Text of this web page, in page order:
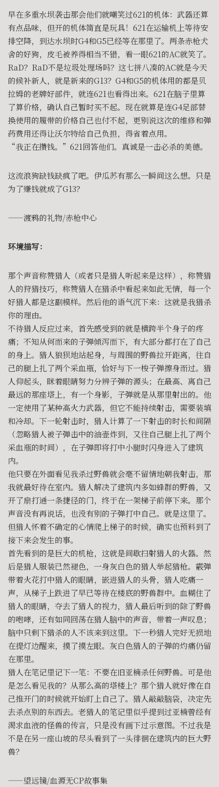
早在多重水坝袭击那会他们就嘲笑过621的机体：武器还算
有点品味，但开的机体简直是玩具！621在运输机上等待安
排空降，到达水坝时G4和G5已经等在那里了。两条赤枪犬
舍的好狗，皮毛被养得相当不错，看一眼621的AC就笑了。
RaD？RaD不是垃圾处理场吗？这七拼八凑的AC就是今天
的候补新人，就是新来的G13？G4和G5的机体用的都是贝
拉姆的老牌好部件，就连621也看得出来。621在脑子里算
了算价格，确认自己暂时买不起。现在就算是连G4足部替
换使用的履带的价格自己也付不起，更别说这次的维修和弹
药费用还得让沃尔特给自己负担，得省着点用。
“我正在攒钱。”621回答他们。真诚是一击必杀的美德。
这流浪狗缺钱缺疯了吧。伊瓜苏有那么一瞬间这么想。只是
为了赚钱就成了G13？
——渡鸦的礼物/赤枪中心
环境描写：
那个声音称赞猎人（或者只是猎人听起来是这样），称赞猎
人的狩猎技巧，称赞猎人在猎杀中看起来如此无情，每一个
好猎人都是这副模样。然后他的语气沉下来：这就是我猎杀
你的理由。
不待猎人反应过来，首先感受到的就是横跨半个身子的疼
痛；不知从何而来的子弹倾泻而下，有大部分都打在了自己
的身上。猎人狼狈地站起身，与周围的野兽拉开距离，往自
己的腿上扎了两个采血瓶，恰好与下一梭子弹擦身而过。猎
人仰起头，眯着眼睛努力分辨子弹的源头；在最高、离自己
最远的那座塔上，有一个身影，子弹就是从那里射出的。他
一定使用了某种高火力武器，但它不能持续射击，需要装填
和冷却。下一轮射击时，猎人计算了一下射击的时长和间隔
（忽略猎人被子弹击中的油壶炸到，又往自己腿上扎了两个
采血瓶的时间），在子弹即将打中小腿时闪身进入了建筑
内。
他只要在外面看见我杀过野兽就会毫不留情地朝我射击，那
我就最好待在室内。猎人解决了建筑内多如蜂群的野兽，又
开了扇打通一条捷径的门，终于在一架梯子前停下来。那个
声音没有再说话，也没有别的子弹打中自己。就是这里了。
但猎人怀着不确定的心情爬上梯子的时候，确实也预料到了
接下来会发生的事。
首先看到的是巨大的机枪，这就是间歇扫射猎人的火器。然
后是猎人服装已然褪色，一身灰白色的猎人举起猎枪。霰弹
带着火花打中猎人的眼睛，嵌进猎人的头骨，猎人吃痛一
声，从梯子上跌进了早已等待在楼底的野兽群中。血糊住了
猎人的眼睛，夺去了猎人的视力，猎人最后听到的除了野兽
的咆哮，还有如同回荡在猎人脑中的声音，带着一声叹息；
脑中只剩下猎杀的人不该来到这里。下一秒猎人完好无损地
在提灯边醒来，摸了摸左眼。灰白色猎人的子弹的灼痛仍留
在那里。
猎人在笔记里记下一笔：不要在旧亚楠杀任何野兽。可是他
是怎么看见我的？从那么高的塔楼上？那个猎人就好像在自
己推开门的时候就开始盯上自己了。猎人敲敲脑袋，决定先
去杀点别的东西去。老猎人的笔记里似乎提到过亚楠曾经有
渴求血液的怪兽的传言，只是没有画下过示意图。不过我是
不是在另一座山坡的尽头看到了一头徘徊在建筑内的巨大野
兽？
——望远镜/血源无CP故事集